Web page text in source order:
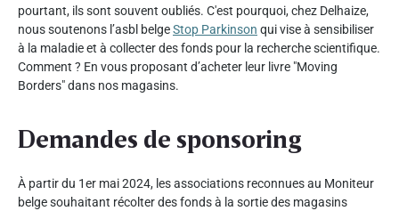
pourtant, ils sont souvent oubliés. C'est pourquoi, chez Delhaize,
nous soutenons l’asbl belgeStop Parkinson qui vise à sensibiliser
à la maladie et à collecter des fonds pour la recherche scientifique.
Comment ? En vous proposant d’acheter leur livre "Moving
Borders" dans nos magasins.
Demandes de sponsoring
À partir du 1er mai 2024, les associations reconnues au Moniteur
belge souhaitant récolter des fonds à la sortie des magasins